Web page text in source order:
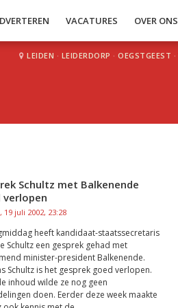
VACATURES OVER ONS
LEIDEN · LEIDERDORP · OEGSTGEEST ·
Schultz met Balkenende
verlopen
19 juli 2002, 23:28
heeft kandidaat-staatssecretaris
Schultz een gesprek gehad met
minister-president Balkenende.
Schultz is het gesprek goed verlopen.
inhoud wilde ze nog geen
doen. Eerder deze week maakte